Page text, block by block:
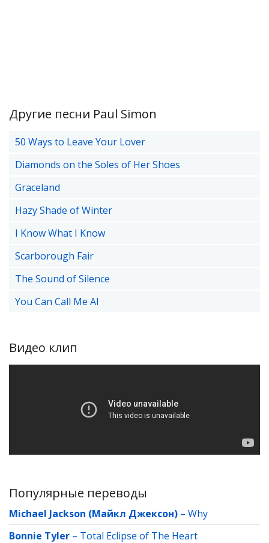
Другие песни Paul Simon
50 Ways to Leave Your Lover
Diamonds on the Soles of Her Shoes
Graceland
Hazy Shade of Winter
I Know What I Know
Scarborough Fair
The Sound of Silence
You Can Call Me Al
Видео клип
Популярные переводы
Michael Jackson (Майкл Джексон) – Why
Bonnie Tyler – Total Eclipse of The Heart